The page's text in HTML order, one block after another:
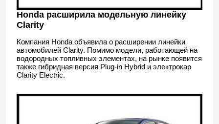
Honda расширила модельную линейку
Clarity
Компания Honda объявила о расширении линейки
автомобилей Clarity. Помимо модели, работающей на
водородных топливных элементах, на рынке появится
также гибридная версия Plug-in Hybrid и электрокар
Clarity Electric.